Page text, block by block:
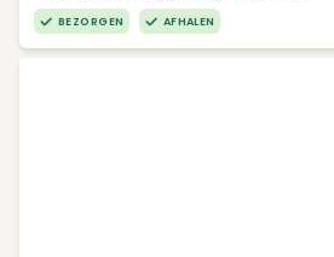
BEZORGEN AFHALEN